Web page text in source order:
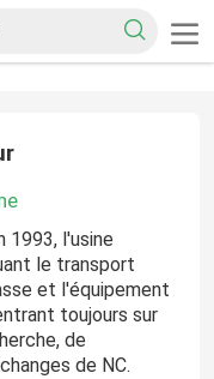
1993, l'usine
le transport
et l'équipement
toujours sur
de
de NC.